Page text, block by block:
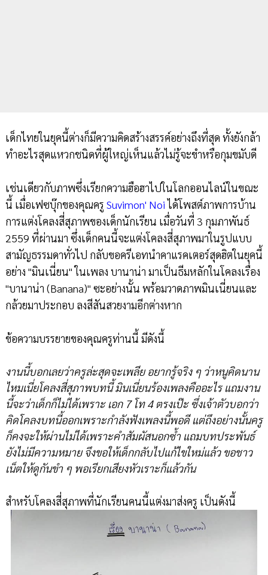
เด็กไทยในยุคนี้ต่างก็มีความคิดสร้างสรรค์อย่างถึงที่สุด ทั้งยังกล้า
ทำอะไรสุดแหวกชนิดที่ผู้ใหญ่เห็นแล้วไม่รู้จะขำหรือกุมขมับดี
เช่นเดียวกับภาพซึ่งเรียกความฮือฮาไปในโลกออนไลน์ในขณะ
นี้ เมื่อเฟซบุ๊กของคุณครู Suvimon' Noiได้โพสต์ภาพการบ้าน
การแต่งโคลงสี่สุภาพของเด็กนักเรียน เมื่อวันที่ 3 กุมภาพันธ์
2559 ที่ผ่านมา ซึ่งเด็กคนนี้จะแต่งโคลงสี่สุภาพมาในรูปแบบ
สามัญธรรมดาทั่วไป กลับขอครีเอทนำคาแรคเตอร์สุดฮิตในยุคนี้
อย่าง "มินเนี่ยน" ในเพลง บานาน่า มาเป็นธีมหลักในโคลงเรื่อง
"บานาน่า (Banana)" ซะอย่างนั้น พร้อมวาดภาพมินเนี่ยนและ
กล้วยมาประกอบ ลงสีสันสวยงามอีกต่างหาก
ข้อความบรรยายของคุณครูท่านนี้ มีดังนี้
งานนี้บอกเลยว่าครูล่ะสุดจะเพลีย อยากรู้จริง ๆ ว่าหนูคิดนาน
ไหมเนี่ยโคลงสี่สุภาพบทนี้ มินเนี่ยนร้องเพลงคืออะไร แถมงาน
นี้จะว่าเด็กก็ไม่ได้เพราะ เอก 7 โท 4 ตรงเป๊ะ ซึ่งเจ้าตัวบอกว่า
คิดโคลงบทนี้ออกเพราะกำลังฟังเพลงนี้พอดี แต่ถึงอย่างนั้นครู
ก็คงจะให้ผ่านไม่ได้เพราะคำสัมผัสนอกซ้ำ แถมบทประพันธ์
ยังไม่มีความหมาย จึงขอให้เด็กกลับไปแก้ไขใหม่แล้ว ขอชาว
เน็ตให้ดูกันขำ ๆ พอเรียกเสียงหัวเราะก็แล้วกัน
สำหรับโคลงสี่สุภาพที่นักเรียนคนนี้แต่งมาส่งครู เป็นดังนี้